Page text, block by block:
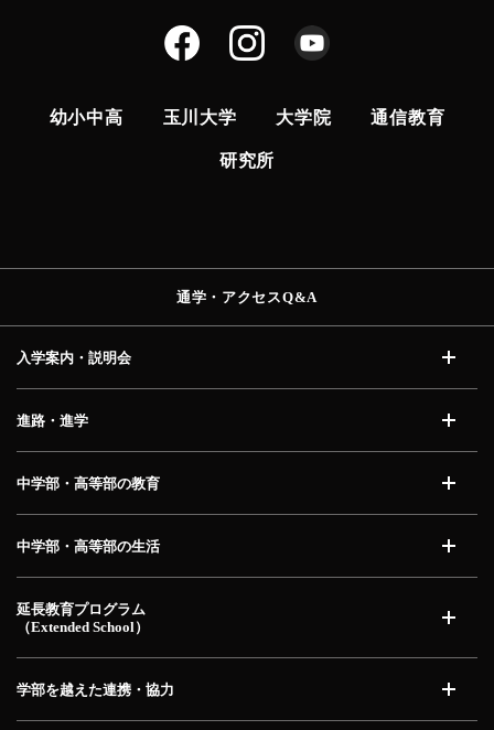
幼小中高 玉川大学 大学院 通信教育
研究所
通学・アクセスQ&A
入学案内・説明会
進路・進学
中学部・高等部の教育
中学部・高等部の生活
延長教育プログラム
（Extended School）
学部を越えた連携・協力